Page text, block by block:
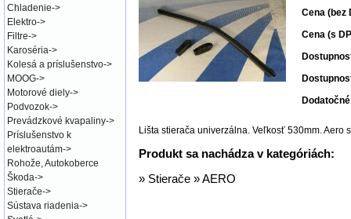
Cena (bez
Cena (s
Lišta stierača univerzálna. Veľkosť 530mm. Aero
Produkt sa nachádza v kategóriách:
» Stierače»AERO
Chladenie->
Elektro->
Filtre->
Karoséria->
Kolesá a príslušenstvo->
MOOG->
Motorové diely->
Podvozok->
Prevádzkové kvapaliny->
Príslušenstvo k
elektroautám->
Rohože, Autokoberce
Škoda->
Stierače->
Sústava riadenia->